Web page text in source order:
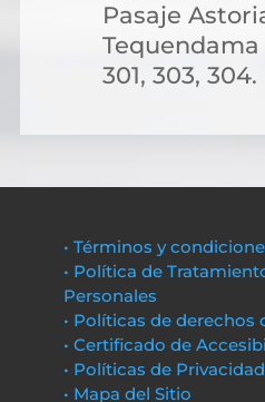
Pasaje
301, 303, 304.
• Términos y
• Política de
Personales
• Políticas de derechos
• Certificado de
• Políticas de
• Mapa del Sitio